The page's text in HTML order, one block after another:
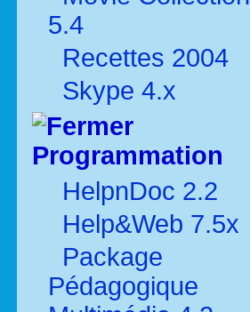
5.4
Recettes 2004
Skype 4.x
Programmation
HelpnDoc 2.2
Help&Web 7.5x
Package
Pédagogique